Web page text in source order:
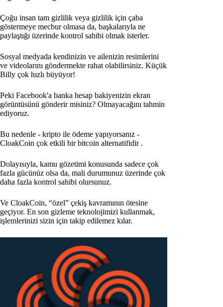
Çoğu insan tam gizlilik veya gizlilik için çaba
göstermeye mecbur olmasa da, başkalarıyla ne
paylaştığı üzerinde kontrol sahibi olmak isterler.
Sosyal medyada kendinizin ve ailenizin resimlerini
ve videolarını göndermekte rahat olabilirsiniz. Küçük
Billy çok hızlı büyüyor!
Peki Facebook'a banka hesap bakiyenizin ekran
görüntüsünü gönderir misiniz? Olmayacağını tahmin
ediyoruz.
Bu nedenle - kripto ile ödeme yapıyorsanız -
CloakCoin çok etkili bir bitcoin alternatifidir .
Dolayısıyla, kamu gözetimi konusunda sadece çok
fazla gücünüz olsa da, mali durumunuz üzerinde çok
daha fazla kontrol sahibi olursunuz.
Ve CloakCoin, “özel” çekiş kavramının ötesine
geçiyor. En son gizleme teknolojimizi kullanmak,
işlemlerinizi sizin için takip edilemez kılar.